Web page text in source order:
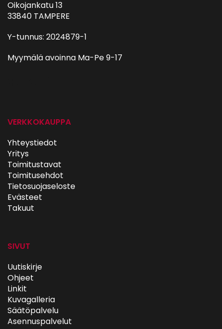
Oikojankatu 13
33840 TAMPERE
Y-tunnus: 2024879-1
Myymälä avoinna Ma-Pe 9-17
VERKKOKAUPPA
Yhteystiedot
Yritys
Toimitustavat
Toimitusehdot
Tietosuojaseloste
Evästeet
Takuut
SIVUT
Uutiskirje
Ohjeet
Linkit
Kuvagalleria
Säätöpalvelu
Asennuspalvelut